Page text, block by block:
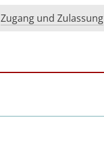
Zugang und Zulassung